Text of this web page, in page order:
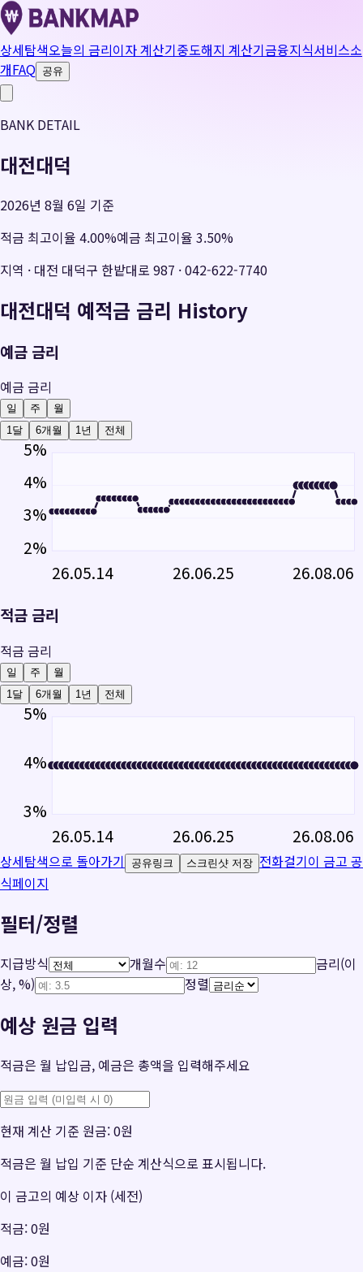
상세탐색오늘의 금리이자 계산기중도해지 계산기금융지식서비스소
개FAQ 공유
BANK DETAIL
대전대덕
2026년 8월 6일 기준
적금 최고이율 4.00%예금 최고이율 3.50%
지역 · 대전 대덕구 한밭대로 987 ·042-622-7740
대전대덕 예적금 금리 History
예금 금리
예금 금리
일 주
월
1달
6개월 1년 전체
5%
4%
3%
2%
26.05.14
26.06.25 26.08.06
적금 금리
적금 금리
일 주
월
1달
6개월 1년 전체
5%
4%
3%
26.05.14 26.06.25 26.08.06
상세탐색으로 돌아가기 공유링크 스크린샷 저장 전화걸기이 금고 공
식페이지
필터/정렬
지급방식 개월수
금리(이
상, %)
정렬
예상 원금 입력
적금은 월 납입금, 예금은 총액을 입력해주세요
현재 계산 기준 원금:0원
적금은 월 납입 기준 단순 계산식으로 표시됩니다.
이 금고의 예상 이자 (세전)
적금:0원
예금:0원